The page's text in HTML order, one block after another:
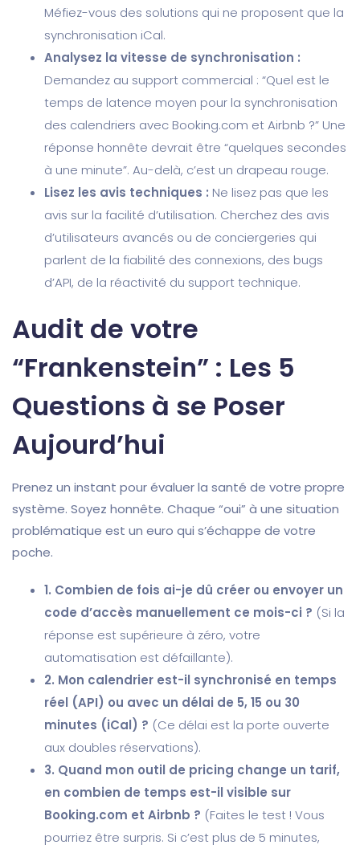
Méfiez-vous des solutions qui ne proposent que la
synchronisation iCal.
Analysez la vitesse de synchronisation :
Demandez au support commercial : “Quel est le
temps de latence moyen pour la synchronisation
des calendriers avec Booking.com et Airbnb ?” Une
réponse honnête devrait être “quelques secondes
à une minute”. Au-delà, c’est un drapeau rouge.
Lisez les avis techniques : Ne lisez pas que les
avis sur la facilité d’utilisation. Cherchez des avis
d’utilisateurs avancés ou de conciergeries qui
parlent de la fiabilité des connexions, des bugs
d’API, de la réactivité du support technique.
Audit de votre
“Frankenstein” : Les 5
Questions à se Poser
Aujourd’hui
Prenez un instant pour évaluer la santé de votre propre
système. Soyez honnête. Chaque “oui” à une situation
problématique est un euro qui s’échappe de votre
poche.
1. Combien de fois ai-je dû créer ou envoyer un
code d’accès manuellement ce mois-ci ? (Si la
réponse est supérieure à zéro, votre
automatisation est défaillante).
2. Mon calendrier est-il synchronisé en temps
réel (API) ou avec un délai de 5, 15 ou 30
minutes (iCal) ? (Ce délai est la porte ouverte
aux doubles réservations).
3. Quand mon outil de pricing change un tarif,
en combien de temps est-il visible sur
Booking.com et Airbnb ? (Faites le test ! Vous
pourriez être surpris. Si c’est plus de 5 minutes,